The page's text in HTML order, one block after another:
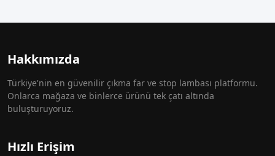
Hakkımızda
Türkiye'nin en güvenilir çıkma far ve stop lambası platformu.
Onlarca mağaza ve binlerce ürünü tek çatı altında
buluşturuyoruz.
Hızlı Erişim